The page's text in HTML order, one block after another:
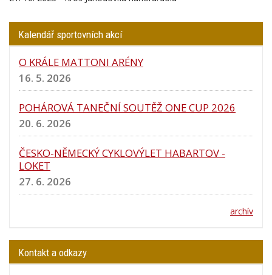
Kalendář sportovních akcí
O KRÁLE MATTONI ARÉNY
16. 5. 2026
POHÁROVÁ TANEČNÍ SOUTĚŽ ONE CUP 2026
20. 6. 2026
ČESKO-NĚMECKÝ CYKLOVÝLET HABARTOV -
LOKET
27. 6. 2026
archív
Kontakt a odkazy